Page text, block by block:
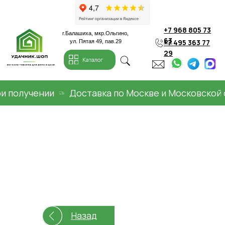
+7 968 805 73
29
Каталог
Доставка по Москве и Московской
Назад